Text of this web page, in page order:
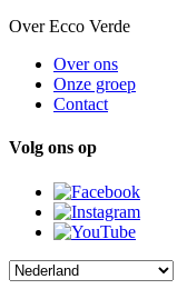
Over Ecco Verde
Over ons
Onze groep
Contact
Volg ons op